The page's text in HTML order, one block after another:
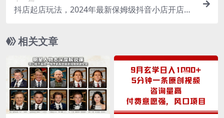
抖店起店玩法，2024年最新保姆级抖音小店开店教
相关文章